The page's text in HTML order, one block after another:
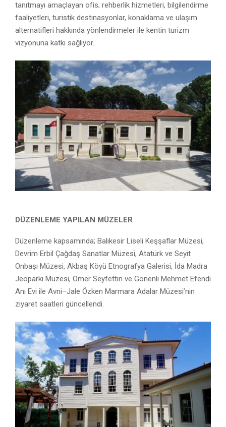
tanıtmayı amaçlayan ofis; rehberlik hizmetleri, bilgilendirme
faaliyetleri, turistik destinasyonlar, konaklama ve ulaşım
alternatifleri hakkında yönlendirmeler ile kentin turizm
vizyonuna katkı sağlıyor.
DÜZENLEME YAPILAN MÜZELER
Düzenleme kapsamında; Balıkesir Liseli Keşşaflar Müzesi,
Devrim Erbil Çağdaş Sanatlar Müzesi, Atatürk ve Seyit
Onbaşı Müzesi, Akbaş Köyü Etnografya Galerisi, İda Madra
Jeoparkı Müzesi, Ömer Seyfettin ve Gönenli Mehmet Efendi
Anı Evi ile Avni–Jale Özken Marmara Adalar Müzesi’nin
ziyaret saatleri güncellendi.